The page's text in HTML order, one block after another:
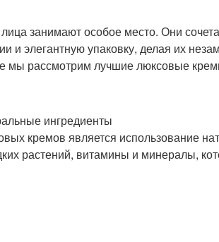
занимают особое место. Они
и элегантную упаковку, делая их
мы рассмотрим лучшие люксовые
ингредиенты
кремов является использование
растений, витамины и минералы,